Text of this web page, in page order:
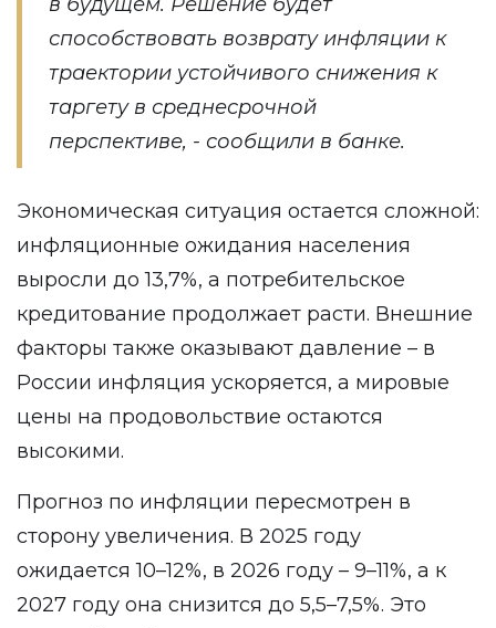
способствовать возврату инфляции к
траектории устойчивого снижения к
таргету в среднесрочной
перспективе, - сообщили в банке.
Экономическая ситуация остается сложной:
инфляционные ожидания населения
выросли до 13,7%, а потребительское
кредитование продолжает расти. Внешние
факторы также оказывают давление – в
России инфляция ускоряется, а мировые
цены на продовольствие остаются
высокими.
Прогноз по инфляции пересмотрен в
сторону увеличения. В 2025 году
ожидается 10–12%, в 2026 году – 9–11%, а к
2027 году она снизится до 5,5–7,5%. Это